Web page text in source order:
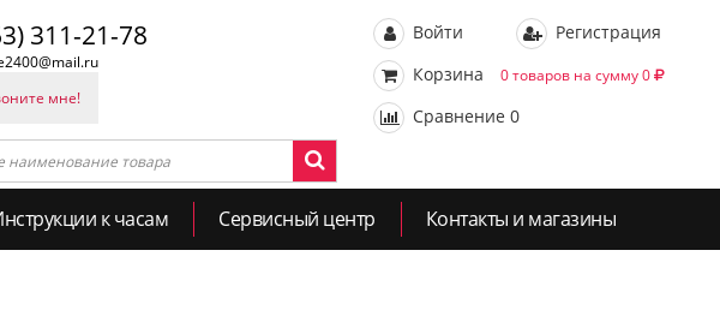
311-21-78
мне!
Войти
Регистрация
Корзина
0 товаров на сумму 0
Сравнение 0
к часам Сервисный центр Контакты и магазины